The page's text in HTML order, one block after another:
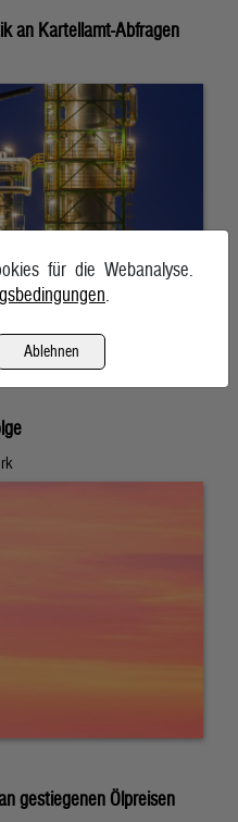
an Kartellamt-Abfragen
gestiegenen Ölpreisen
für die Webanalyse.
.
Ablehnen